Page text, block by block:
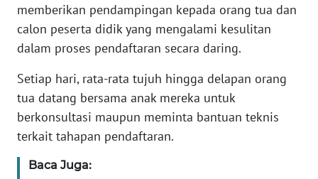
memberikan pendampingan kepada orang tua dan
calon peserta didik yang mengalami kesulitan
dalam proses pendaftaran secara daring.
Setiap hari, rata-rata tujuh hingga delapan orang
tua datang bersama anak mereka untuk
berkonsultasi maupun meminta bantuan teknis
terkait tahapan pendaftaran.
Baca Juga:
SUMUT
WN
WN
JABAR
BANTEN